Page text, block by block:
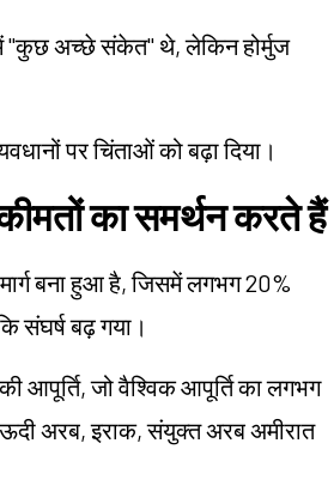
में "कुछ अच्छे संकेत" थे, लेकिन होर्मुज
पर चिंताओं को बढ़ा दिया।
का समर्थन करते हैं
बना हुआ है, जिसमें लगभग 20%
संघर्ष बढ़ गया।
आपूर्ति, जो वैश्विक आपूर्ति का लगभग
अरब, इराक, संयुक्त अरब अमीरात